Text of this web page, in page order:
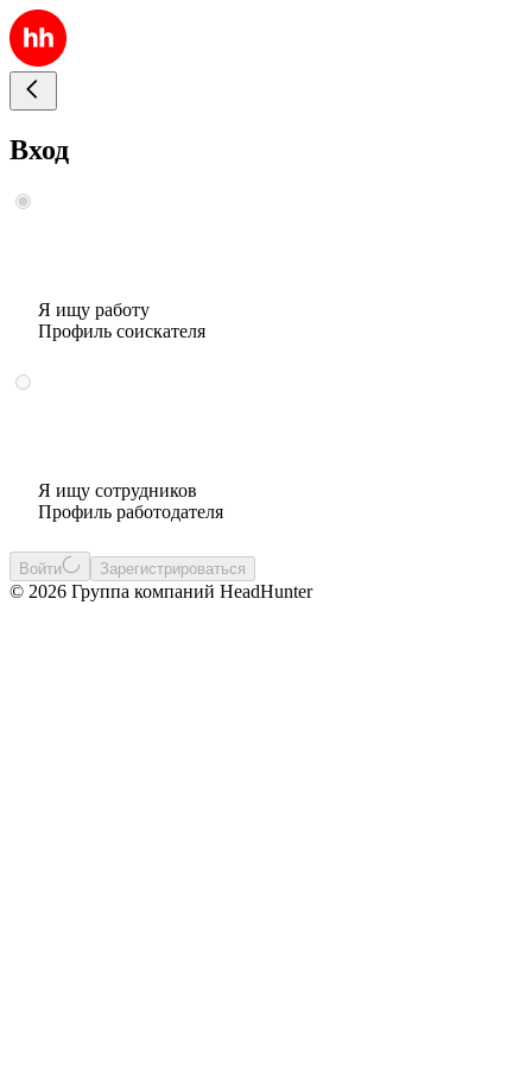
Вход
Я ищу работу
Профиль соискателя
Я ищу сотрудников
Профиль работодателя
Войти Зарегистрироваться
© 2026 Группа компаний HeadHunter